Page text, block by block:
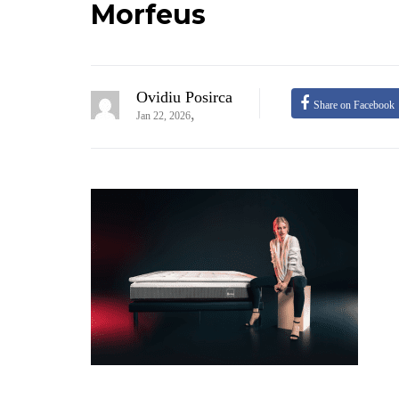
Morfeus
Ovidiu Posirca
Jan 22, 2026, Share on Facebook